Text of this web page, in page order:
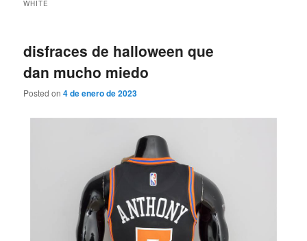
WHITE
disfraces de halloween que
dan mucho miedo
Posted on4 de enero de 2023